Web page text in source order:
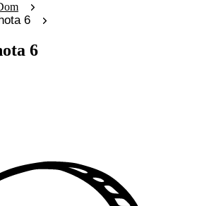
6
6